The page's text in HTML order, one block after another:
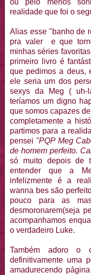
ou pelo menos
realidade que foi o
Alias esse "banho de
pra valer e que
minhas séries
primeiro livro é
que pedimos a deus,
ele seria um dos
sexys da Meg ( uh-
teríamos um digno
que somos capazes
completamente a
partimos para a
pensei "PQP Meg
de homem perfeito.
só muito depois de
entender que a
infelizmente é a
wanna bes são
pouco para as
desmoronarem(seja
acompanhamos
o verdadeiro Luke.
Também adoro o
definitivamente uma
amadurecendo